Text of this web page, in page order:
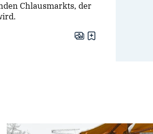
Chlausmarkts, der